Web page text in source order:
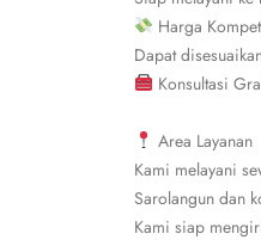
Harga
Dapat
Konsultasi
Area Layanan
Kami melayani
Sarolangun dan
Kami siap